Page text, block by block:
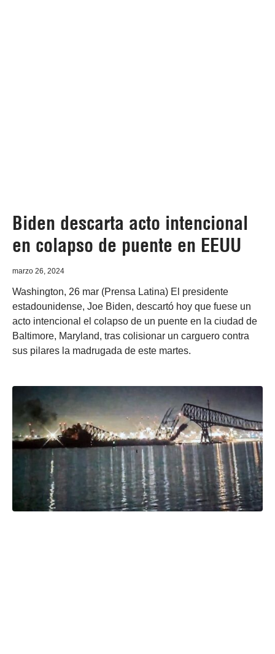
Biden descarta acto intencional
en colapso de puente en EEUU
marzo 26, 2024
Washington, 26 mar (Prensa Latina) El presidente
estadounidense, Joe Biden, descartó hoy que fuese un
acto intencional el colapso de un puente en la ciudad de
Baltimore, Maryland, tras colisionar un carguero contra
sus pilares la madrugada de este martes.